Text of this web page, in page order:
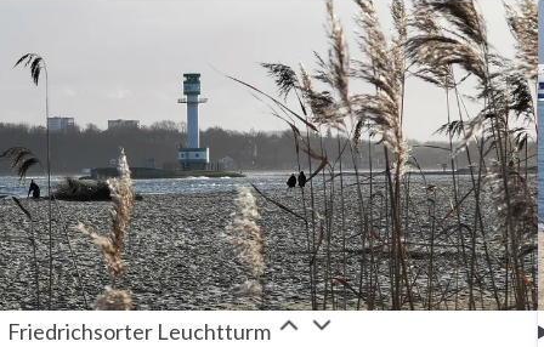
Friedrichsorter Leuchtturm